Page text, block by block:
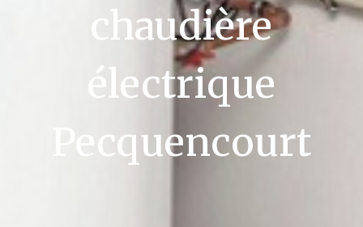
chaudière
électrique
Pecquencourt